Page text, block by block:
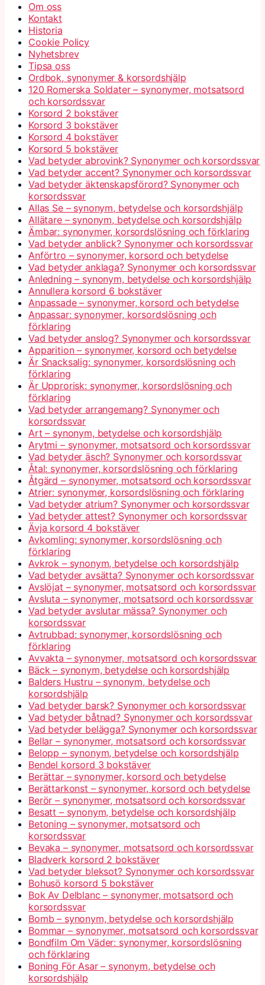
Om oss
Kontakt
Historia
Cookie Policy
Nyhetsbrev
Tipsa oss
Ordbok, synonymer & korsordshjälp
120 Romerska Soldater – synonymer, motsatsord
och korsordssvar
Korsord 2 bokstäver
Korsord 3 bokstäver
Korsord 4 bokstäver
Korsord 5 bokstäver
Vad betyder abrovink? Synonymer och korsordssvar
Vad betyder accent? Synonymer och korsordssvar
Vad betyder äktenskapsförord? Synonymer och
korsordssvar
Allas Se – synonym, betydelse och korsordshjälp
Allätare – synonym, betydelse och korsordshjälp
Ämbar: synonymer, korsordslösning och förklaring
Vad betyder anblick? Synonymer och korsordssvar
Anförtro – synonymer, korsord och betydelse
Vad betyder anklaga? Synonymer och korsordssvar
Anledning – synonym, betydelse och korsordshjälp
Annullera korsord 6 bokstäver
Anpassade – synonymer, korsord och betydelse
Anpassar: synonymer, korsordslösning och
förklaring
Vad betyder anslog? Synonymer och korsordssvar
Apparition – synonymer, korsord och betydelse
Är Snacksalig: synonymer, korsordslösning och
förklaring
Är Upprorisk: synonymer, korsordslösning och
förklaring
Vad betyder arrangemang? Synonymer och
korsordssvar
Art – synonym, betydelse och korsordshjälp
Arytmi – synonymer, motsatsord och korsordssvar
Vad betyder äsch? Synonymer och korsordssvar
Åtal: synonymer, korsordslösning och förklaring
Åtgärd – synonymer, motsatsord och korsordssvar
Atrier: synonymer, korsordslösning och förklaring
Vad betyder atrium? Synonymer och korsordssvar
Vad betyder attest? Synonymer och korsordssvar
Ävja korsord 4 bokstäver
Avkomling: synonymer, korsordslösning och
förklaring
Avkrok – synonym, betydelse och korsordshjälp
Vad betyder avsätta? Synonymer och korsordssvar
Avslöjat – synonymer, motsatsord och korsordssvar
Avsluta – synonymer, motsatsord och korsordssvar
Vad betyder avslutar mässa? Synonymer och
korsordssvar
Avtrubbad: synonymer, korsordslösning och
förklaring
Avvakta – synonymer, motsatsord och korsordssvar
Bäck – synonym, betydelse och korsordshjälp
Balders Hustru – synonym, betydelse och
korsordshjälp
Vad betyder barsk? Synonymer och korsordssvar
Vad betyder båtnad? Synonymer och korsordssvar
Vad betyder belägga? Synonymer och korsordssvar
Bellar – synonymer, motsatsord och korsordssvar
Belopp – synonym, betydelse och korsordshjälp
Bendel korsord 3 bokstäver
Berättar – synonymer, korsord och betydelse
Berättarkonst – synonymer, korsord och betydelse
Berör – synonymer, motsatsord och korsordssvar
Besatt – synonym, betydelse och korsordshjälp
Betoning – synonymer, motsatsord och
korsordssvar
Bevaka – synonymer, motsatsord och korsordssvar
Bladverk korsord 2 bokstäver
Vad betyder bleksot? Synonymer och korsordssvar
Bohusö korsord 5 bokstäver
Bok Av Delblanc – synonymer, motsatsord och
korsordssvar
Bomb – synonym, betydelse och korsordshjälp
Bommar – synonymer, motsatsord och korsordssvar
Bondfilm Om Väder: synonymer, korsordslösning
och förklaring
Boning För Asar – synonym, betydelse och
korsordshjälp